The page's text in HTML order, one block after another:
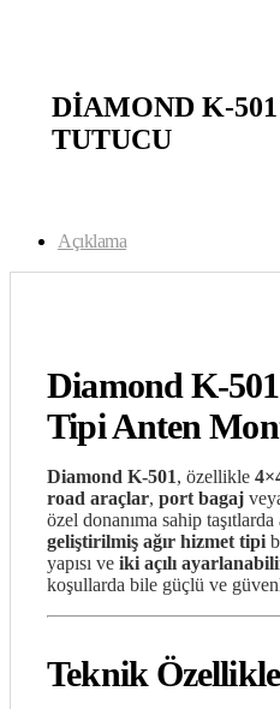
DİAMOND K-
TUTUCU
Açıklama
Diamond K-
Tipi Anten
Diamond K-501, özellikle
road araçlar,port bagaj
özel donanıma sahip taşıtlarda
geliştirilmiş ağır hizmet tipi
yapısı veiki açılı
koşullarda bile güçlü ve
Teknik